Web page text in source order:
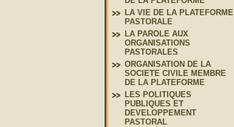
LA VIE DE LA PLATEFORME
PASTORALE
LA PAROLE AUX
ORGANISATIONS
PASTORALES
ORGANISATION DE LA
SOCIETE CIVILE MEMBRE
DE LA PLATEFORME
LES POLITIQUES
PUBLIQUES ET
DEVELOPPEMENT
PASTORAL